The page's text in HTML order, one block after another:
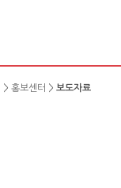
> 홍보센터 > 보도자료